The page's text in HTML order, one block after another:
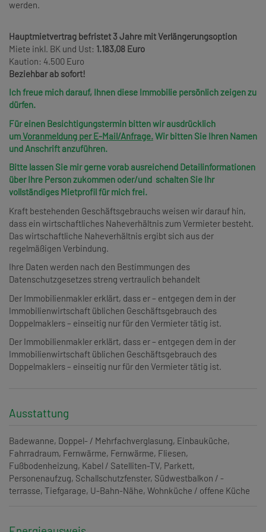
werden.
Hauptmietvertrag befristet 3 Jahre mit Verlängerungsoption
Miete inkl. BK und Ust: 1.183,08 Euro
Kaution: 4.500 Euro
Beziehbar ab sofort!
Ich freue mich darauf, Ihnen diese Immobilie persönlich zeigen zu
dürfen.
Für einen Besichtigungstermin bitten wir ausdrücklich
umVoranmeldung per E-Mail/Anfrage.Wir bitten Sie Ihren Namen
und Anschrift anzuführen.
Bitte lassen Sie mir gerne vorab ausreichend Detailinformationen
über Ihre Person zukommen oder/und schalten Sie Ihr
vollständiges Mietprofil für mich frei.
Kraft bestehenden Geschäftsgebrauchs weisen wir darauf hin,
dass ein wirtschaftliches Naheverhältnis zum Vermieter besteht.
Das wirtschaftliche Naheverhältnis ergibt sich aus der
regelmäßigen Verbindung.
Ihre Daten werden nach den Bestimmungen des
Datenschutzgesetzes streng vertraulich behandelt
Der Immobilienmakler erklärt, dass er – entgegen dem in der
Immobilienwirtschaft üblichen Geschäftsgebrauch des
Doppelmaklers – einseitig nur für den Vermieter tätig ist.
Der Immobilienmakler erklärt, dass er – entgegen dem in der
Immobilienwirtschaft üblichen Geschäftsgebrauch des
Doppelmaklers – einseitig nur für den Vermieter tätig ist.
Ausstattung
Badewanne Doppel- / Mehrfachverglasung Einbauküche
Fahrradraum Fernwärme Fernwärme Fliesen
Fußbodenheizung Kabel / Satelliten-TV Parkett
Personenaufzug Schallschutzfenster Südwestbalkon / -
terrasse Tiefgarage U-Bahn-Nähe Wohnküche / offene Küche